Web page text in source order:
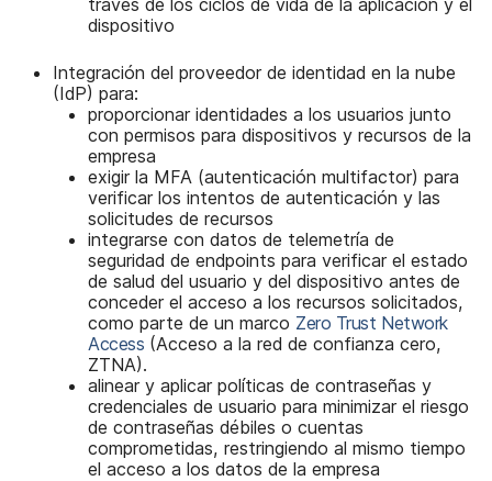
dispositivo
Integración del proveedor de identidad en la nube
(IdP) para:
proporcionar identidades a los usuarios junto
con permisos para dispositivos y recursos de la
empresa
exigir la MFA (autenticación multifactor) para
verificar los intentos de autenticación y las
solicitudes de recursos
integrarse con datos de telemetría de
seguridad de endpoints para verificar el estado
de salud del usuario y del dispositivo antes de
conceder el acceso a los recursos solicitados,
como parte de un marco Zero Trust Network
Access (Acceso a la red de confianza cero,
ZTNA).
alinear y aplicar políticas de contraseñas y
credenciales de usuario para minimizar el riesgo
de contraseñas débiles o cuentas
comprometidas, restringiendo al mismo tiempo
el acceso a los datos de la empresa